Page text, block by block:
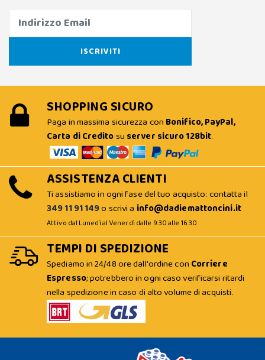
SHOPPING SICURO
Paga in massima sicurezza con Bonifico, PayPal,
Carta di Creditosu server sicuro 128bit.
ASSISTENZA CLIENTI
Ti assistiamo in ogni fase del tuo acquisto: contatta il
349 11 91 149o scrivi a info@dadiemattoncini.it
Attivo dal Lunedì al Venerdì dalle 9:30 alle 16:30
TEMPI DI SPEDIZIONE
Spediamo in 24/48 ore dall'ordine con Corriere
Espresso; potrebbero in ogni caso verificarsi ritardi
nella spedizione in caso di alto volume di acquisti.